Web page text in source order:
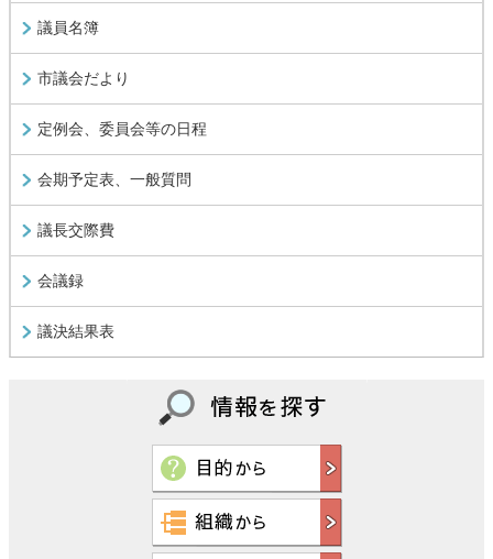
議員名簿
市議会だより
定例会、委員会等の日程
会期予定表、一般質問
議長交際費
会議録
議決結果表